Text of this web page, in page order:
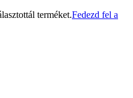
terméket.Fedezd fel a